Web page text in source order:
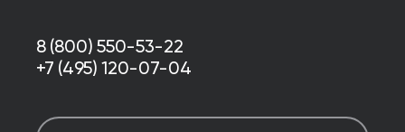
8 (800) 550-53-22
+7 (495) 120-07-04